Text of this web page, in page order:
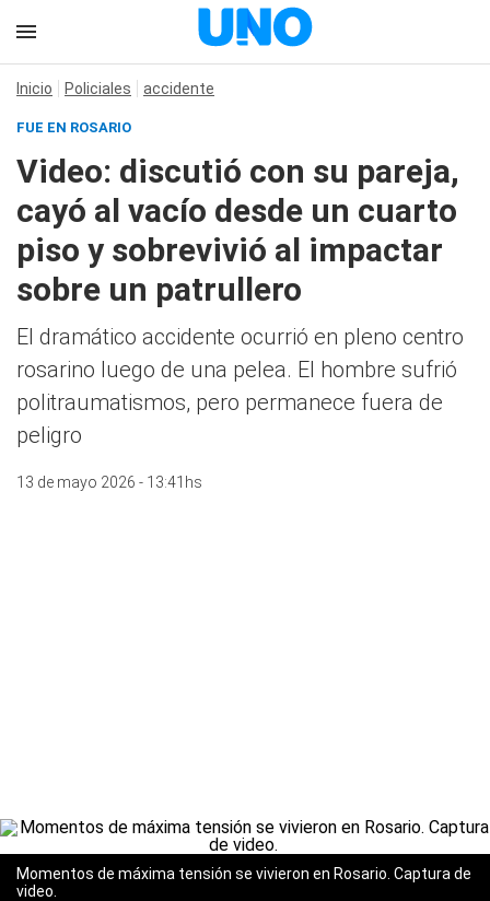
Inicio Policiales accidente
FUE EN ROSARIO
Video: discutió con su pareja,
cayó al vacío desde un cuarto
piso y sobrevivió al impactar
sobre un patrullero
El dramático accidente ocurrió en pleno centro
rosarino luego de una pelea. El hombre sufrió
politraumatismos, pero permanece fuera de
peligro
13 de mayo 2026 - 13:41hs
Momentos de máxima tensión se vivieron en Rosario. Captura de
video.